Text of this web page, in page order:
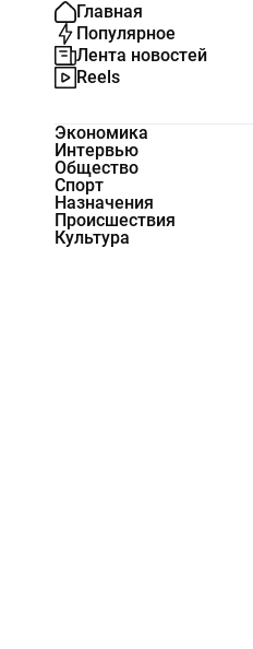
Главная
Популярное
Лента новостей
Reels
Экономика
Интервью
Общество
Спорт
Назначения
Происшествия
Культура